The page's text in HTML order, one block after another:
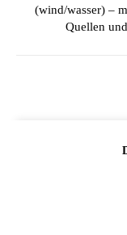
(wind/wasser) –
Quellen